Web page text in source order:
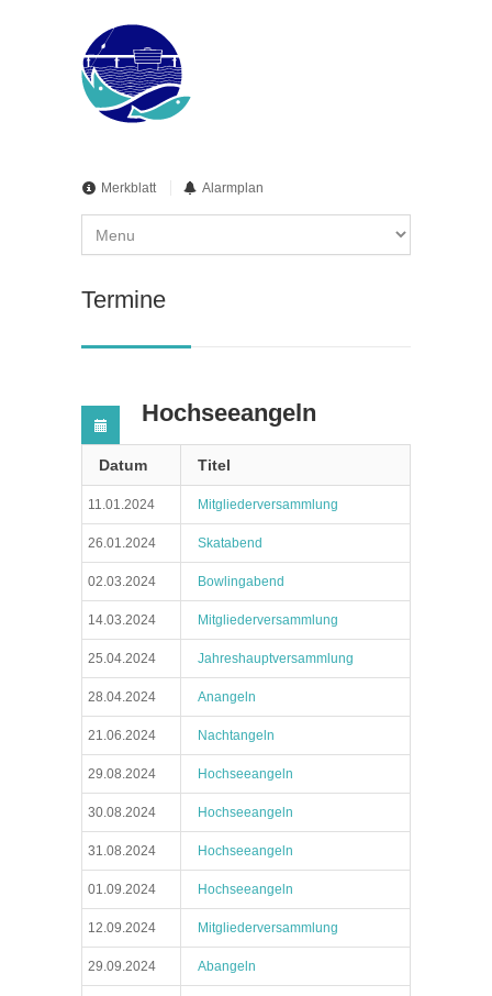
Merkblatt Alarmplan
Termine
Hochseeangeln
Datum Titel
11.01.2024 Mitgliederversammlung
26.01.2024 Skatabend
02.03.2024 Bowlingabend
14.03.2024 Mitgliederversammlung
25.04.2024 Jahreshauptversammlung
28.04.2024 Anangeln
21.06.2024 Nachtangeln
29.08.2024 Hochseeangeln
30.08.2024 Hochseeangeln
31.08.2024 Hochseeangeln
01.09.2024 Hochseeangeln
12.09.2024 Mitgliederversammlung
29.09.2024 Abangeln